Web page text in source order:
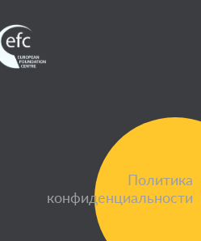
Политика
конфиденциальности